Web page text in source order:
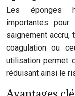
Les éponges
importantes
saignement
coagulation ou
utilisation permet
réduisant ainsi le